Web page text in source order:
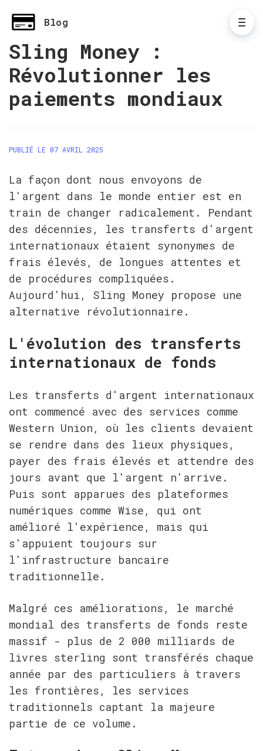
Blog
Sling Money :
Révolutionner les
paiements mondiaux
PUBLIÉ LE 07 AVRIL 2025
La façon dont nous envoyons de
l'argent dans le monde entier est en
train de changer radicalement. Pendant
des décennies, les transferts d'argent
internationaux étaient synonymes de
frais élevés, de longues attentes et
de procédures compliquées.
Aujourd'hui, Sling Money propose une
alternative révolutionnaire.
L'évolution des transferts
internationaux de fonds
Les transferts d'argent internationaux
ont commencé avec des services comme
Western Union, où les clients devaient
se rendre dans des lieux physiques,
payer des frais élevés et attendre des
jours avant que l'argent n'arrive.
Puis sont apparues des plateformes
numériques comme Wise, qui ont
amélioré l'expérience, mais qui
s'appuient toujours sur
l'infrastructure bancaire
traditionnelle.
Malgré ces améliorations, le marché
mondial des transferts de fonds reste
massif - plus de 2 000 milliards de
livres sterling sont transférés chaque
année par des particuliers à travers
les frontières, les services
traditionnels captant la majeure
partie de ce volume.